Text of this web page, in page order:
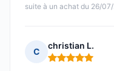
suite à un achat du 26/
C
christian L.
Note : 5 sur 5